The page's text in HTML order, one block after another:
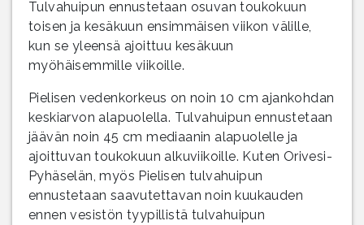
Tulvahuipun ennustetaan osuvan toukokuun
toisen ja kesäkuun ensimmäisen viikon välille,
kun se yleensä ajoittuu kesäkuun
myöhäisemmille viikoille.
Pielisen vedenkorkeus on noin 10 cm ajankohdan
keskiarvon alapuolella. Tulvahuipun ennustetaan
jäävän noin 45 cm mediaanin alapuolelle ja
ajoittuvan toukokuun alkuviikoille. Kuten Orivesi-
Pyhäselän, myös Pielisen tulvahuipun
ennustetaan saavutettavan noin kuukauden
ennen vesistön tyypillistä tulvahuipun